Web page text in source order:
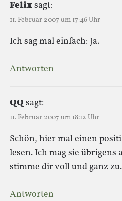
Felixsagt:
11. Februar 2007 um 17:46 Uhr
Ich sag mal einfach: Ja.
Antworten
QQsagt:
11. Februar 2007 um 18:12 Uhr
Schön, hier mal einen
lesen. Ich mag sie übrigens
stimme dir voll und ganz zu.
Antworten